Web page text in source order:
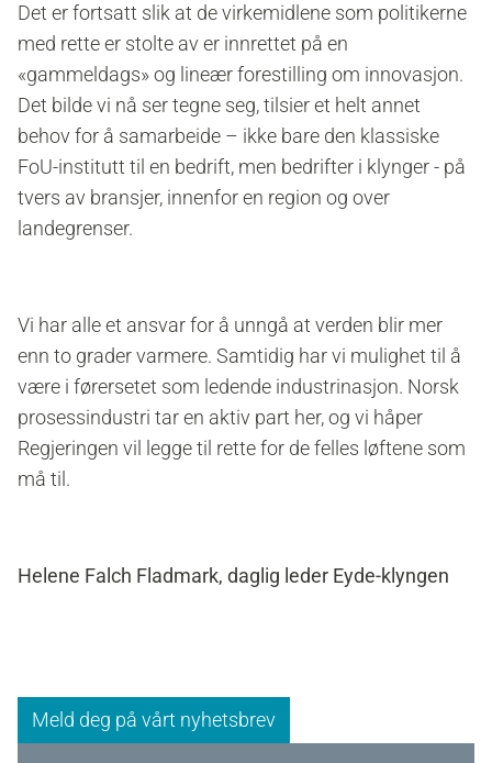
Det er fortsatt slik at de virkemidlene som politikerne
med rette er stolte av er innrettet på en
«gammeldags» og lineær forestilling om innovasjon.
Det bilde vi nå ser tegne seg, tilsier et helt annet
behov for å samarbeide – ikke bare den klassiske
FoU-institutt til en bedrift, men bedrifter i klynger - på
tvers av bransjer, innenfor en region og over
landegrenser.
Vi har alle et ansvar for å unngå at verden blir mer
enn to grader varmere. Samtidig har vi mulighet til å
være i førersetet som ledende industrinasjon. Norsk
prosessindustri tar en aktiv part her, og vi håper
Regjeringen vil legge til rette for de felles løftene som
må til.
Helene Falch Fladmark, daglig leder Eyde-klyngen
Meld deg på vårt nyhetsbrev